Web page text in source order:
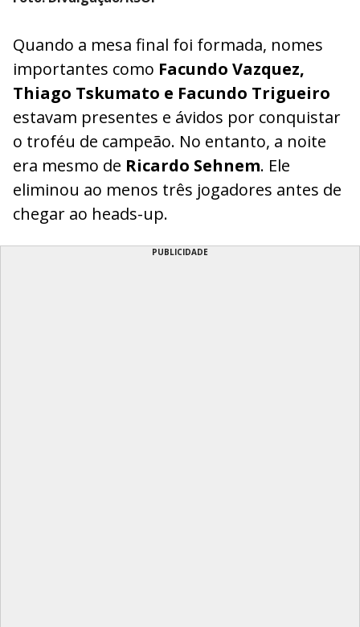
Quando a mesa final foi formada, nomes
importantes como Facundo Vazquez,
Thiago Tskumato e Facundo Trigueiro
estavam presentes e ávidos por conquistar
o troféu de campeão. No entanto, a noite
era mesmo de Ricardo Sehnem. Ele
eliminou ao menos três jogadores antes de
chegar ao heads-up.
PUBLICIDADE